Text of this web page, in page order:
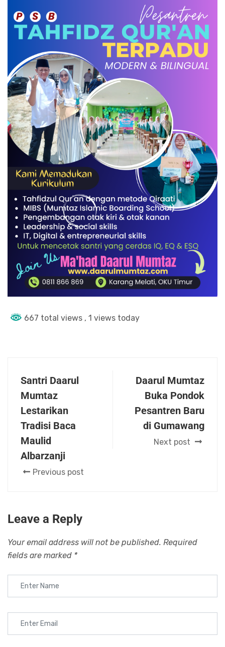
667 total views , 1 views today
Santri Daarul
Mumtaz
Lestarikan
Tradisi Baca
Maulid
Albarzanji
Previous post
Daarul Mumtaz
Buka Pondok
Pesantren Baru
di Gumawang
Next post
Leave a Reply
Your email address will not be published. Required
fields are marked *